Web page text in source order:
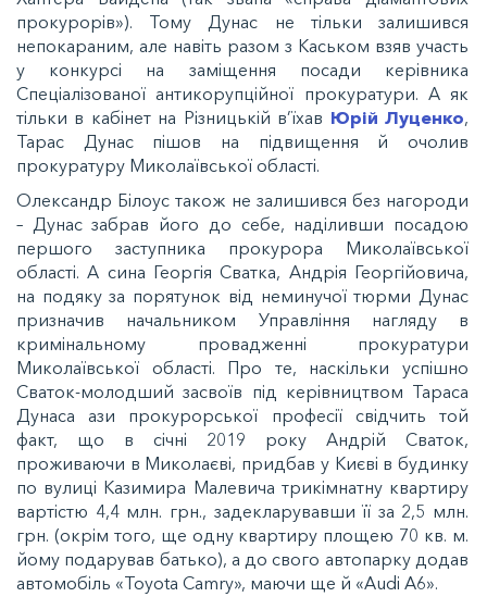
прокурорів»). Тому Дунас не тільки залишився
непокараним, але навіть разом з Каськом взяв участь
у конкурсі на заміщення посади керівника
Спеціалізованої антикорупційної прокуратури. А як
тільки в кабінет на Різницькій в’їхав Юрій Луценко,
Тарас Дунас пішов на підвищення й очолив
прокуратуру Миколаївської області.
Олександр Білоус також не залишився без нагороди
– Дунас забрав його до себе, наділивши посадою
першого заступника прокурора Миколаївської
області. А сина Георгія Сватка, Андрія Георгійовича,
на подяку за порятунок від неминучої тюрми Дунас
призначив начальником Управління нагляду в
кримінальному провадженні прокуратури
Миколаївської області. Про те, наскільки успішно
Сваток-молодший засвоїв під керівництвом Тараса
Дунаса ази прокурорської професії свідчить той
факт, що в січні 2019 року Андрій Сваток,
проживаючи в Миколаєві, придбав у Києві в будинку
по вулиці Казимира Малевича трикімнатну квартиру
вартістю 4,4 млн. грн., задекларувавши її за 2,5 млн.
грн. (окрім того, ще одну квартиру площею 70 кв. м.
йому подарував батько), а до свого автопарку додав
автомобіль «Toyota Camry», маючи ще й «Audi A6».